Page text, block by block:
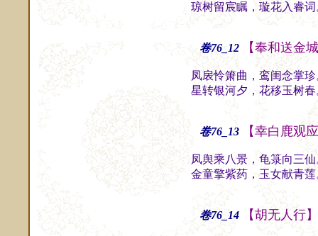
琼树留宸瞩，璇花入睿
卷76_12 【奉和送金
凤扆怜箫曲，鸾闺念掌
星转银河夕，花移玉树
卷76_13 【幸白鹿观
凤舆乘八景，龟箓向三
金童擎紫药，玉女献青
卷76_14 【胡无人行】